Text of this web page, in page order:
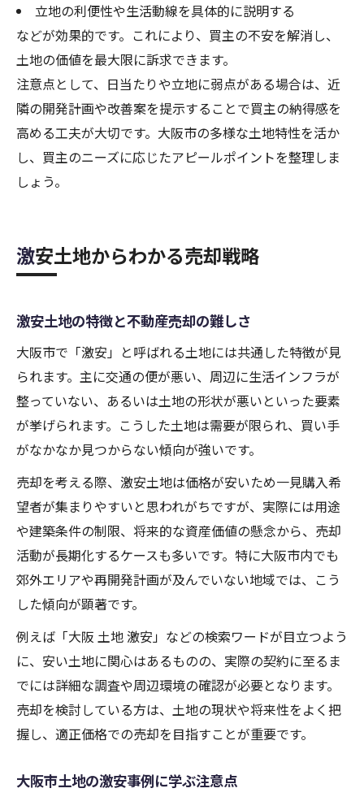
立地の利便性や生活動線を具体的に説明する
などが効果的です。これにより、買主の不安を解消し、
土地の価値を最大限に訴求できます。
注意点として、日当たりや立地に弱点がある場合は、近
隣の開発計画や改善案を提示することで買主の納得感を
高める工夫が大切です。大阪市の多様な土地特性を活か
し、買主のニーズに応じたアピールポイントを整理しま
しょう。
激安土地からわかる売却戦略
激安土地の特徴と不動産売却の難しさ
大阪市で「激安」と呼ばれる土地には共通した特徴が見
られます。主に交通の便が悪い、周辺に生活インフラが
整っていない、あるいは土地の形状が悪いといった要素
が挙げられます。こうした土地は需要が限られ、買い手
がなかなか見つからない傾向が強いです。
売却を考える際、激安土地は価格が安いため一見購入希
望者が集まりやすいと思われがちですが、実際には用途
や建築条件の制限、将来的な資産価値の懸念から、売却
活動が長期化するケースも多いです。特に大阪市内でも
郊外エリアや再開発計画が及んでいない地域では、こう
した傾向が顕著です。
例えば「大阪 土地 激安」などの検索ワードが目立つよう
に、安い土地に関心はあるものの、実際の契約に至るま
でには詳細な調査や周辺環境の確認が必要となります。
売却を検討している方は、土地の現状や将来性をよく把
握し、適正価格での売却を目指すことが重要です。
大阪市土地の激安事例に学ぶ注意点